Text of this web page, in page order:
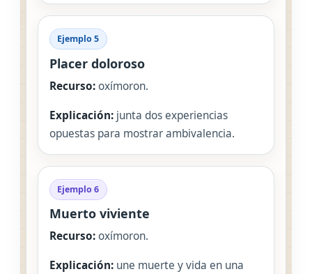
Ejemplo 5
Placer doloroso
Recurso:oxímoron.
Explicación: junta dos experiencias
opuestas para mostrar ambivalencia.
Ejemplo 6
Muerto viviente
Recurso:oxímoron.
Explicación: une muerte y vida en una